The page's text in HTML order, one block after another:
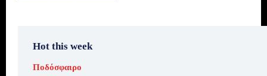
Hot this week
Ποδόσφαιρο